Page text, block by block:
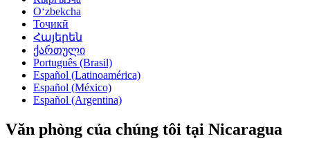
Oʻzbekcha
Тоҷикӣ
Հայերեն
ქართული
Português (Brasil)
Español (Latinoamérica)
Español (México)
Español (Argentina)
Văn phòng của chúng tôi tại Nicaragua